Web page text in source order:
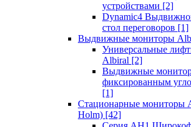
устройствами [2]
Dynamic4
стол переговоров [1]
Выдвижные мониторы
Универсальные
Albiral [2]
Выдвижные
фиксированным
[1]
Стационарные мониторы
Holm) [42]